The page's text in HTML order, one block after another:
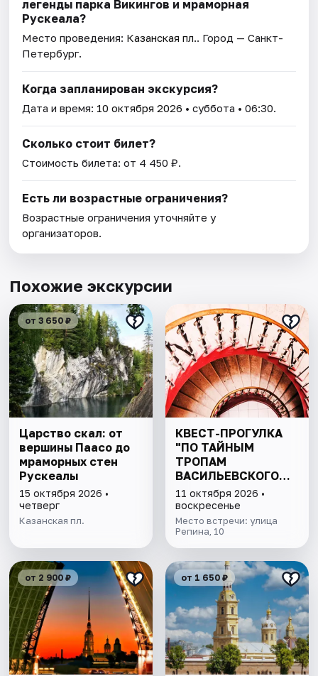
легенды парка Викингов и мраморная
Рускеала?
Место проведения: Казанская пл.. Город — Санкт-
Петербург.
Когда запланирован экскурсия?
Дата и время: 10 октября 2026 • суббота • 06:30.
Сколько стоит билет?
Стоимость билета: от 4 450 ₽.
Есть ли возрастные ограничения?
Возрастные ограничения уточняйте у
организаторов.
Похожие экскурсии
от 3 650 ₽
Царство скал: от
вершины Паасо до
мраморных стен
Рускеалы
15 октября 2026 •
четверг
Казанская пл.
КВЕСТ-ПРОГУЛКА
"ПО ТАЙНЫМ
ТРОПАМ
ВАСИЛЬЕВСКОГО
ОСТРОВА"
11 октября 2026 •
воскресенье
Место встречи: улица
Репина, 10
от 2 900 ₽ от 1 650 ₽